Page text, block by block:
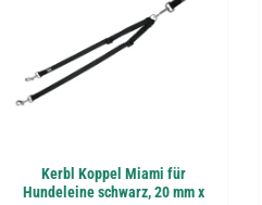
Kerbl Koppel Miami für
Hundeleine schwarz, 20 mm x